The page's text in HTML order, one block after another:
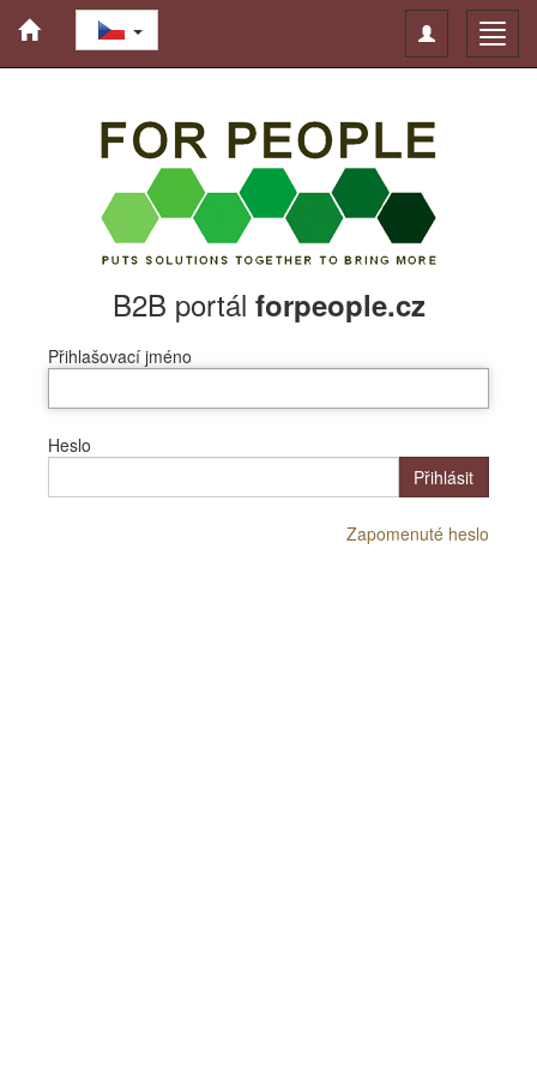
Toggle
navigation
B2B portál forpeople.cz
Přihlašovací jméno
Heslo
Přihlásit
Zapomenuté heslo